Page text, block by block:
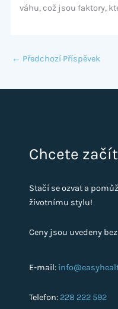
váhu, což jsou faktory,
← Předchozí Příspěvek
Chcete
Stačí se ozvat a
životnímu stylu!
Ceny jsou uvedeny
E-mail:
Telefon: 228 222 592